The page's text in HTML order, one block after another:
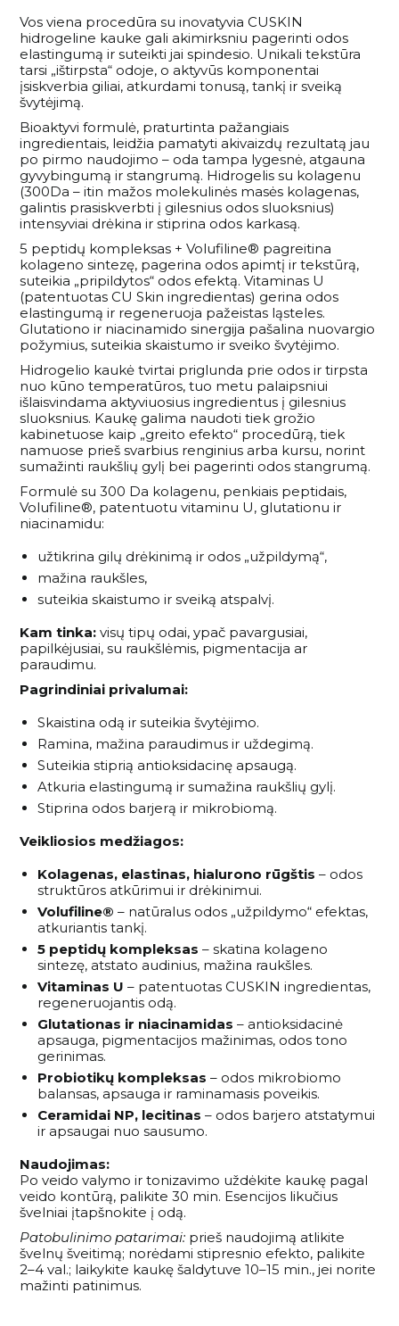
G
Vos viena procedūra su inovatyvia CUSKIN
hidrogeline kauke gali akimirksniu pagerinti odos
elastingumą ir suteikti jai spindesio. Unikali tekstūra
tarsi „ištirpsta“ odoje, o aktyvūs komponentai
įsiskverbia giliai, atkurdami tonusą, tankį ir sveiką
švytėjimą.
Bioaktyvi formulė, praturtinta pažangiais
ingredientais, leidžia pamatyti akivaizdų rezultatą jau
po pirmo naudojimo – oda tampa lygesnė, atgauna
gyvybingumą ir stangrumą. Hidrogelis su kolagenu
(300Da – itin mažos molekulinės masės kolagenas,
galintis prasiskverbti į gilesnius odos sluoksnius)
intensyviai drėkina ir stiprina odos karkasą.
5 peptidų kompleksas + Volufiline® pagreitina
kolageno sintezę, pagerina odos apimtį ir tekstūrą,
suteikia „pripildytos“ odos efektą. Vitaminas U
(patentuotas CU Skin ingredientas) gerina odos
elastingumą ir regeneruoja pažeistas ląsteles.
Glutationo ir niacinamido sinergija pašalina nuovargio
požymius, suteikia skaistumo ir sveiko švytėjimo.
Hidrogelio kaukė tvirtai priglunda prie odos ir tirpsta
nuo kūno temperatūros, tuo metu palaipsniui
išlaisvindama aktyviuosius ingredientus į gilesnius
sluoksnius. Kaukę galima naudoti tiek grožio
kabinetuose kaip „greito efekto“ procedūrą, tiek
namuose prieš svarbius renginius arba kursu, norint
sumažinti raukšlių gylį bei pagerinti odos stangrumą.
Formulė su 300 Da kolagenu, penkiais peptidais,
Volufiline®, patentuotu vitaminu U, glutationu ir
niacinamidu:
užtikrina gilų drėkinimą ir odos „užpildymą“,
mažina raukšles,
suteikia skaistumo ir sveiką atspalvį.
Kam tinka: visų tipų odai, ypač pavargusiai,
papilkėjusiai, su raukšlėmis, pigmentacija ar
paraudimu.
Pagrindiniai privalumai:
Skaistina odą ir suteikia švytėjimo.
Ramina, mažina paraudimus ir uždegimą.
Suteikia stiprią antioksidacinę apsaugą.
Atkuria elastingumą ir sumažina raukšlių gylį.
Stiprina odos barjerą ir mikrobiomą.
Veikliosios medžiagos:
Kolagenas, elastinas, hialurono rūgštis – odos
struktūros atkūrimui ir drėkinimui.
Volufiline® – natūralus odos „užpildymo“ efektas,
atkuriantis tankį.
5 peptidų kompleksas – skatina kolageno
sintezę, atstato audinius, mažina raukšles.
Vitaminas U – patentuotas CUSKIN ingredientas,
regeneruojantis odą.
Glutationas ir niacinamidas – antioksidacinė
apsauga, pigmentacijos mažinimas, odos tono
gerinimas.
Probiotikų kompleksas – odos mikrobiomo
balansas, apsauga ir raminamasis poveikis.
Ceramidai NP, lecitinas – odos barjero atstatymui
ir apsaugai nuo sausumo.
Naudojimas:
Po veido valymo ir tonizavimo uždėkite kaukę pagal
veido kontūrą, palikite 30 min. Esencijos likučius
švelniai įtapšnokite į odą.
Patobulinimo patarimai: prieš naudojimą atlikite
švelnų šveitimą; norėdami stipresnio efekto, palikite
2–4 val.; laikykite kaukę šaldytuve 10–15 min., jei norite
mažinti patinimus.